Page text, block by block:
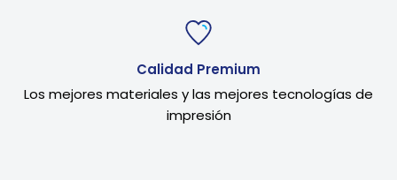
Calidad Premium
Los mejores materiales y las mejores tecnologías de
impresión